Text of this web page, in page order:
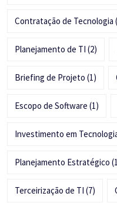
Contratação de Tecnologia
Planejamento de TI (2)
Briefing de Projeto (1)
Escopo de Software (1)
Investimento em
Planejamento Estratégico
Terceirização de TI (7)